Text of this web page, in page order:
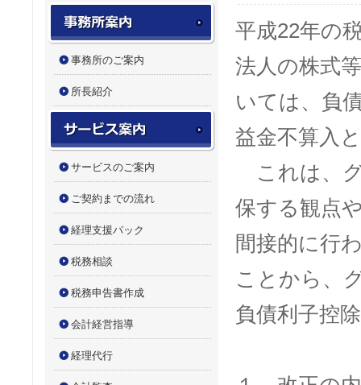
事務所のご案内
所長紹介
サービスのご案内
ご契約までの流れ
経理支援パック
税務相談
税務申告書作成
会計経営指導
経理代行
平成22年の
法人の株式
いては、負
益金不算入
これは、
保する観点
間接的に行
ことから、
負債利子控